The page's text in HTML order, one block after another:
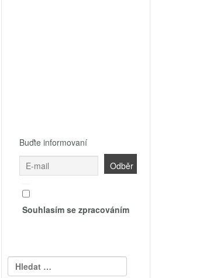
Buďte informovaní
Souhlasím se zpracováním
Vyhledávání